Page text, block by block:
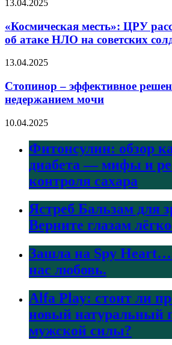
13.04.2025
«Космическая месть»: ЦРУ
об атаке НЛО на советских
13.04.2025
Стопинор – эффективное
недержанием мочи
10.04.2025
Фитонсулин: обзор
диабета — мифы и
контроля сахара
Ястреб Бальзам для
Верните глазам
Зашла на Spy
нас любовь.
Alfa Play: стоит ли
новый натуральный
мужской силы?